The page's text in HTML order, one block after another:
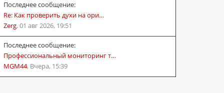
Последнее сообщение:
Re: Как проверить духи на ори…
Zerg, 01 авг 2026, 19:51
Последнее сообщение:
Профессиональный мониторинг т…
MGM44, Вчера, 15:39